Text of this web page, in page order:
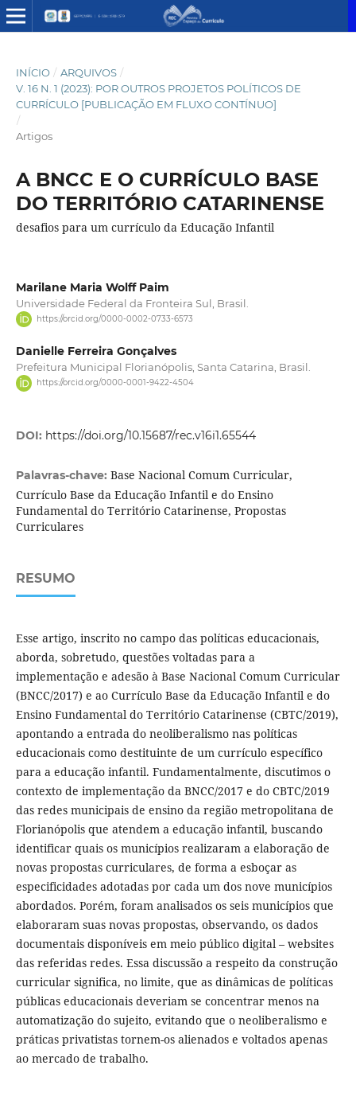
INÍCIO / ARQUIVOS /
V. 16 N. 1 (2023): POR OUTROS PROJETOS POLÍTICOS DE
CURRÍCULO [PUBLICAÇÃO EM FLUXO CONTÍNUO]
/
Artigos
A BNCC E O CURRÍCULO BASE
DO TERRITÓRIO CATARINENSE
desafios para um currículo da Educação Infantil
Marilane Maria Wolff Paim
Universidade Federal da Fronteira Sul, Brasil.
https://orcid.org/0000-0002-0733-6573
Danielle Ferreira Gonçalves
Prefeitura Municipal Florianópolis, Santa Catarina, Brasil.
https://orcid.org/0000-0001-9422-4504
DOI: https://doi.org/10.15687/rec.v16i1.65544
Palavras-chave: Base Nacional Comum Curricular,
Currículo Base da Educação Infantil e do Ensino
Fundamental do Território Catarinense, Propostas
Curriculares
RESUMO
Esse artigo, inscrito no campo das políticas educacionais,
aborda, sobretudo, questões voltadas para a
implementação e adesão à Base Nacional Comum Curricular
(BNCC/2017) e ao Currículo Base da Educação Infantil e do
Ensino Fundamental do Território Catarinense (CBTC/2019),
apontando a entrada do neoliberalismo nas políticas
educacionais como destituinte de um currículo específico
para a educação infantil. Fundamentalmente, discutimos o
contexto de implementação da BNCC/2017 e do CBTC/2019
das redes municipais de ensino da região metropolitana de
Florianópolis que atendem a educação infantil, buscando
identificar quais os municípios realizaram a elaboração de
novas propostas curriculares, de forma a esboçar as
especificidades adotadas por cada um dos nove municípios
abordados. Porém, foram analisados os seis municípios que
elaboraram suas novas propostas, observando, os dados
documentais disponíveis em meio público digital – websites
das referidas redes. Essa discussão a respeito da construção
curricular significa, no limite, que as dinâmicas de políticas
públicas educacionais deveriam se concentrar menos na
automatização do sujeito, evitando que o neoliberalismo e
práticas privatistas tornem-os alienados e voltados apenas
ao mercado de trabalho.